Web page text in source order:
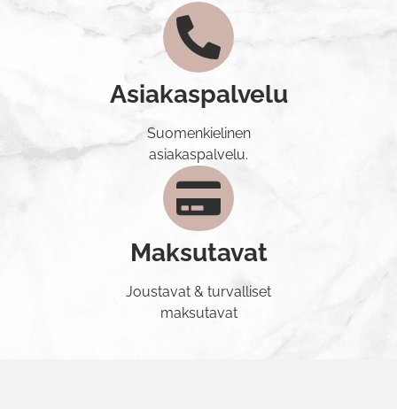
Asiakaspalvelu
Suomenkielinen
asiakaspalvelu.
Maksutavat
Joustavat & turvalliset
maksutavat